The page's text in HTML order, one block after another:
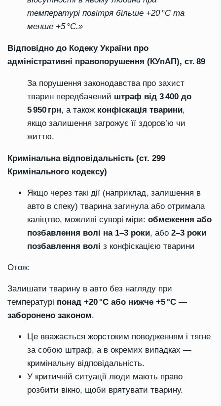
температурі повітря більше +20 °C та
менше +5 °C.»
Відповідно до Кодеку України про
адміністративні правопорушення (КУпАП), ст. 89
За порушення законодавства про захист
тварин передбачений штраф від 3 400 до
5 950 грн, а також конфіскація тварини,
якщо залишення загрожує її здоров’ю чи
життю.
Кримінальна відповідальність (ст. 299
Кримінального кодексу)
Якщо через такі дії (наприклад, залишення в
авто в спеку) тварина загинула або отримала
каліцтво, можливі суворі міри: обмеження або
позбавлення волі на 1–3 роки, або 2–3 роки
позбавлення волі з конфіскацією тварини
Отож:
Залишати тварину в авто без нагляду при
температурі понад +20 °C або нижче +5 °C —
заборонено законом.
Це вважається жорстоким поводженням і тягне
за собою штраф, а в окремих випадках —
кримінальну відповідальність.
У критичній ситуації люди мають право
розбити вікно, щоби врятувати тварину.